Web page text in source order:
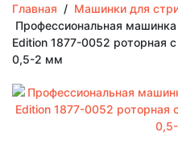
Главная / Машинки для
Профессиональная
Edition 1877-0052 роторная
0,5-2 мм